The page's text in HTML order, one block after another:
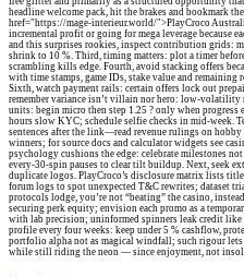
headline welcome pack, hit the brakes and bookmark
href="https://mage-interieur.world/">PlayCroco
incremental profit or going for mega leverage because
and this surprises rookies, inspect contribution grids:
shrink to 10 %. Third, timing matters: plot a timer
scrambling kills edge. Fourth, avoid stacking offers
with time stamps, game IDs, stake value and
Sixth, watch payment rails: certain offers lock out
remember variance isn’t villain nor hero: low-
units: begin micro then step 1.25 ? only when
hours slow KYC; schedule selfie checks in mid-week.
sentences after the link—read revenue rulings on hobby
winners; for source docs and calculator widgets see
psychology cushions the edge: celebrate milestones
every-30-spin pauses to clear tilt buildup. Next, seek
duplicate logos. PlayCroco’s disclosure matrix lists
forum logs to spot unexpected T&C rewrites; dataset
protocols lodge, you’re not “beating” the casino,
securing perk equity; envision each promo as a
with lab precision; uninformed spinners leak credit like
profile every four weeks: keep under 5 % cashflow,
portfolio alpha not as magical windfall; such rigour
while still riding the neon — since enjoyment, not